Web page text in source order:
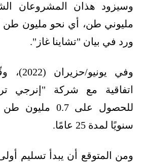
وسيزود هذان المشروعان
مليوني طن، أي نحو مليون طن
ورد في بيان "تشاينا غاز".
وفي
اتفاقية مع شركة "إنرجي
للحصول على 0.7
سنويًا لمدة 25 عامًا.
ومن المتوقع أن يبدأ تسليم